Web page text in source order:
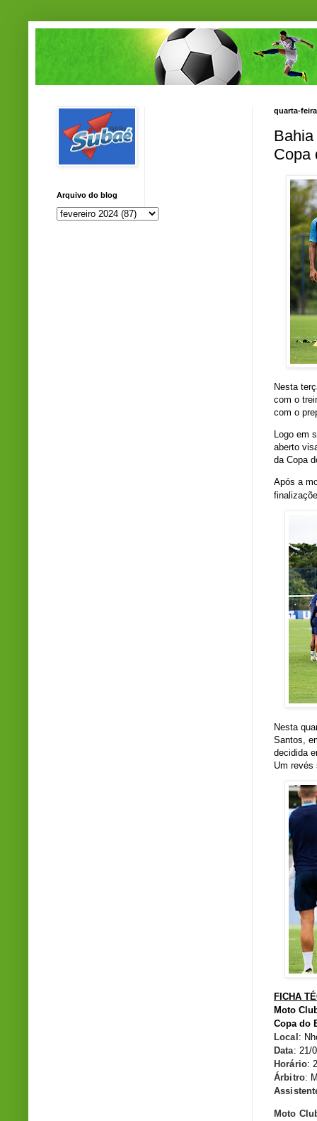
quarta-
Copa
Nesta
com o
com o
Logo em
aberto
da Copa
Após a
Nesta
Santos,
decidida
Um revés
FICHA
Moto
Copa do
Local :
Data: 21/
Horário:
Árbitro:
Moto
Arquivo do blog